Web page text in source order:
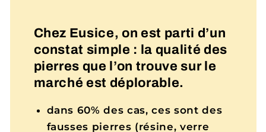
Chez Eusice, on est parti d’un
constat simple : la qualité des
pierres que l’on trouve sur le
marché est déplorable.
dans 60% des cas, ces sont des
fausses pierres (résine, verre